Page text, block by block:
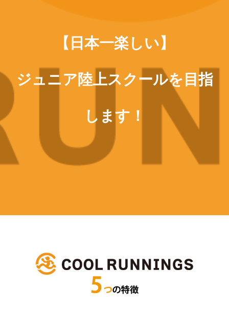
【日本一楽しい】
ジュニア陸上スクールを目指
します！